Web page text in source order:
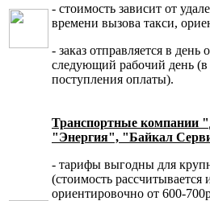
- стоимость зависит от
времени вызова такси,
- заказ отправляется в день
следующий рабочий день (в
поступления оплаты).
Транспортные компании
"Энергия", "Байкал
- тарифы выгодны для
(стоимость рассчитывается
ориентировочно от 600-